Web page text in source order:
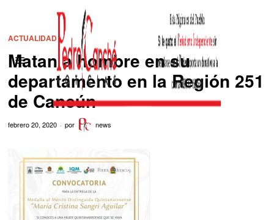
ACTUALIDAD
Matan a hombre en su
departamento en la Región 251
de Cancún
febrero 20, 2020 por news